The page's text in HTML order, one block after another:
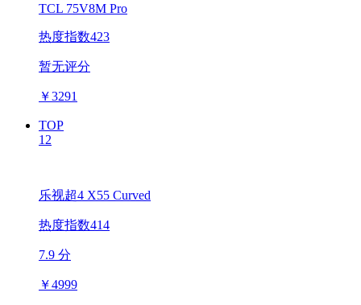
TCL 75V8M Pro
热度指数423
暂无评分
￥3291
TOP
12
乐视超4 X55 Curved
热度指数414
7.9 分
￥4999